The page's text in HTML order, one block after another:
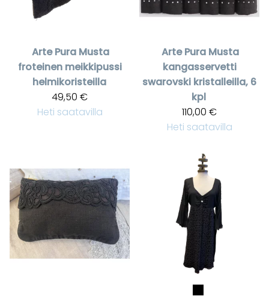
Arte Pura Musta
froteinen meikkipussi
helmikoristeilla
49,50 €
Heti saatavilla
Arte Pura Musta
kangasservetti
swarovski kristalleilla, 6
kpl
110,00 €
Heti saatavilla